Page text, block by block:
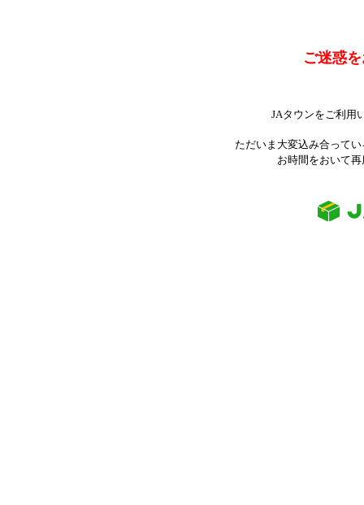
ご迷惑
JAタウンをご利用
ただいま大変込み合って
お時間をおいて